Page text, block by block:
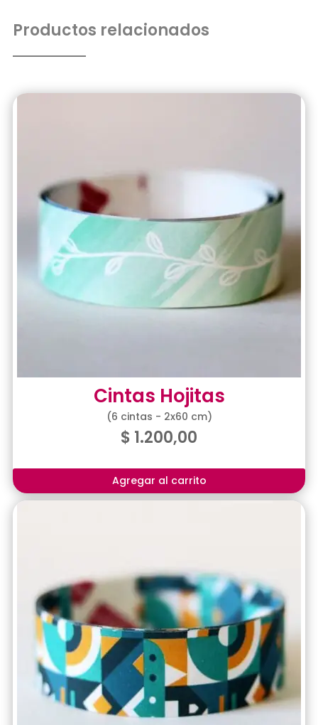
Productos relacionados
Cintas Hojitas
(6 cintas - 2x60 cm)
$ 1.200,00
Agregar al carrito